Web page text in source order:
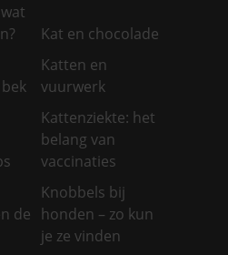
Kat en chocolade
Katten en
vuurwerk
Kattenziekte: het
belang van
vaccinaties
de
Knobbels bij
honden – zo kun
je ze vinden